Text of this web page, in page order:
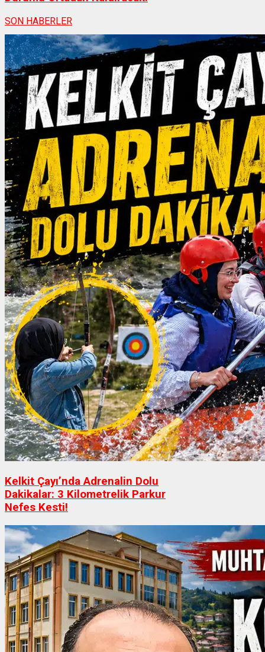
SON HABERLER
Kelkit Çayı’nda Adrenalin Dolu
Dakikalar: 3 Kilometrelik Parkur
Nefes Kesti!